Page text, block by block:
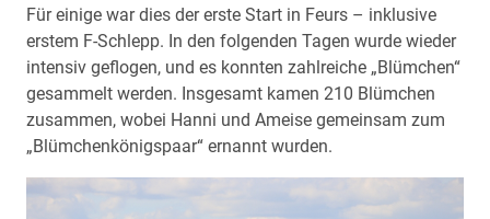
Für einige war dies der erste Start in Feurs – inklusive
erstem F-Schlepp. In den folgenden Tagen wurde wieder
intensiv geflogen, und es konnten zahlreiche „Blümchen“
gesammelt werden. Insgesamt kamen 210 Blümchen
zusammen, wobei Hanni und Ameise gemeinsam zum
„Blümchenkönigspaar“ ernannt wurden.